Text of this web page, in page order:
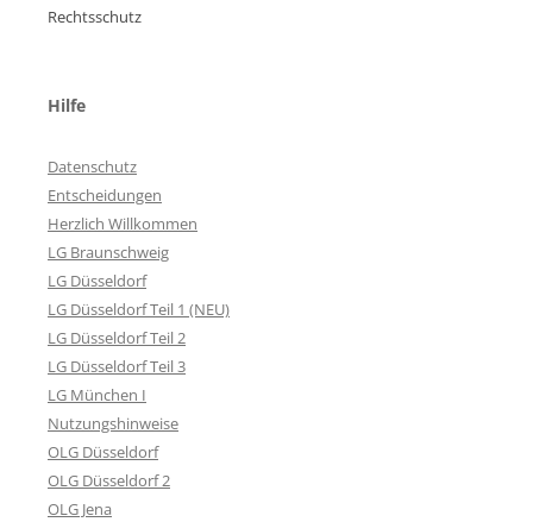
Rechtsschutz
Hilfe
Datenschutz
Entscheidungen
Herzlich Willkommen
LG Braunschweig
LG Düsseldorf
LG Düsseldorf Teil 1 (NEU)
LG Düsseldorf Teil 2
LG Düsseldorf Teil 3
LG München I
Nutzungshinweise
OLG Düsseldorf
OLG Düsseldorf 2
OLG Jena